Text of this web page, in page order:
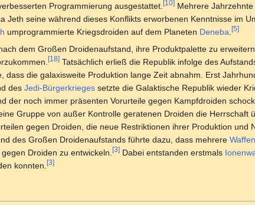
Programmierung ausgestattet. [10] Mehrere
Jeth seine während dieses Konflikts erworbenen Kenntnisse im
umprogrammierte Kriegsdroiden auf dem Planeten Deneba [5]
dem Großen Droidenaufstand, ihre Produktpalette zu
[18] Tatsächlich erließ die Republik infolge des
dass die galaxisweite Produktion lange Zeit abnahm. Erst
des Jedi-Bürgerkrieges setzte die Galaktische Republik wieder
der noch immer präsenten Vorurteile gegen Kampfdroiden
Gruppe von außer Kontrolle geratenen Droiden die Herrschaft
gegen Droiden, die neue Restriktionen ihrer Produktion und
des Großen Droidenaufstands führte dazu, dass mehrere
Droiden zu entwickeln. [3] Dabei entstanden erstmals
konnten. [3]